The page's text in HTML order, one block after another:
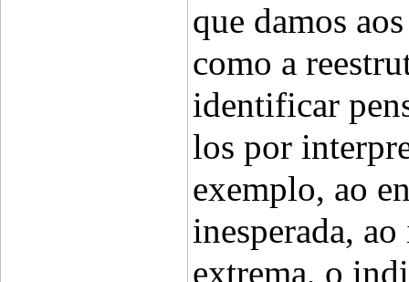
que damos
como a
identificar
los por
exemplo, ao
inesperada,
extrema, o